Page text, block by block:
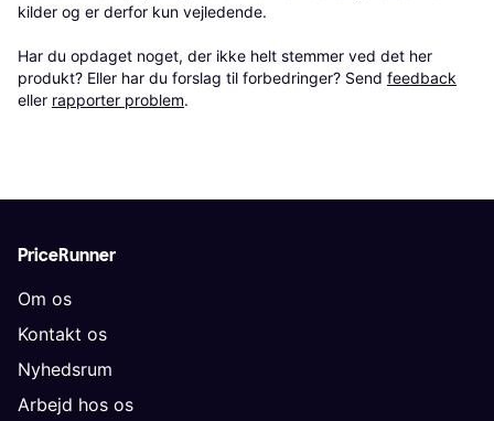
kilder og er derfor kun vejledende.
Har du opdaget noget, der ikke helt stemmer ved det her
produkt? Eller har du forslag til forbedringer? Send feedback
eller rapporter problem.
PriceRunner
Om os
Kontakt os
Nyhedsrum
Arbejd hos os